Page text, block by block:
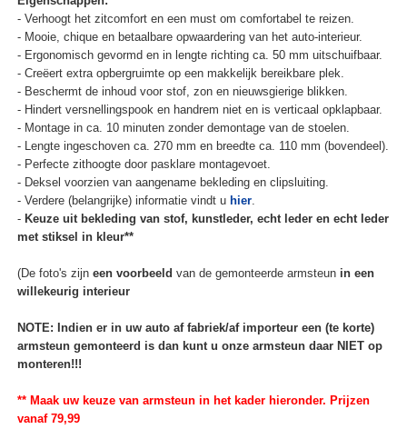
- Verhoogt het zitcomfort en een must om comfortabel te reizen.
- Mooie, chique en betaalbare opwaardering van het auto-interieur.
- Ergonomisch gevormd en in lengte richting ca. 50 mm uitschuifbaar.
- Creëert extra opbergruimte op een makkelijk bereikbare plek.
- Beschermt de inhoud voor stof, zon en nieuwsgierige blikken.
- Hindert versnellingspook en handrem niet en is verticaal opklapbaar.
- Montage in ca. 10 minuten zonder demontage van de stoelen.
- Lengte ingeschoven ca. 270 mm en breedte ca. 110 mm (bovendeel).
- Perfecte zithoogte door pasklare montagevoet.
- Deksel voorzien van aangename bekleding en clipsluiting.
- Verdere (belangrijke) informatie vindt u hier.
- Keuze uit bekleding van stof, kunstleder, echt leder en echt leder
met stiksel in kleur**
(De foto's zijn een voorbeeld van de gemonteerde armsteun in een
willekeurig interieur
NOTE: Indien er in uw auto af fabriek/af importeur een (te korte)
armsteun gemonteerd is dan kunt u onze armsteun daar NIET op
monteren!!!
** Maak uw keuze van armsteun in het kader hieronder. Prijzen
vanaf 79,99